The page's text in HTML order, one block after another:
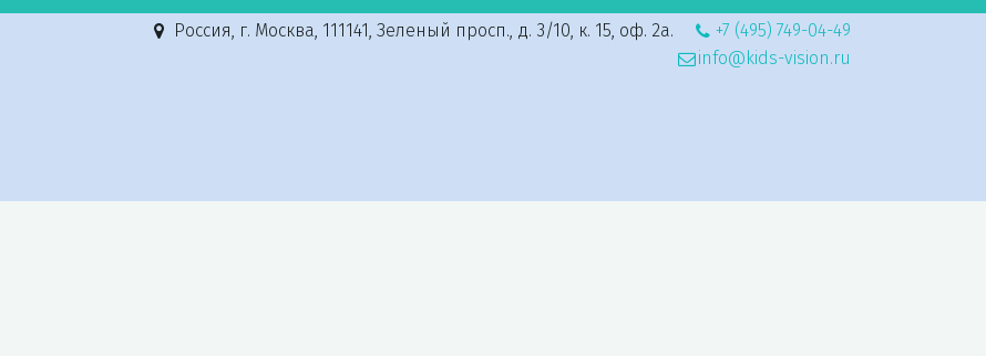
+7 (495) 749-04-49
Россия, г. Москва, 111141, Зеленый просп., д. 3/10, к. 15, оф. 2а.
info@kids-vision.ru